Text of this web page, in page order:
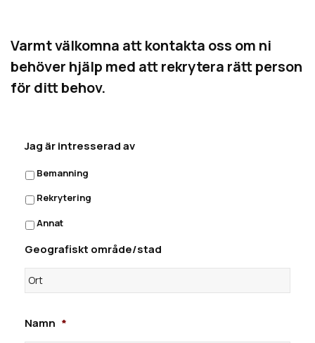
Varmt välkomna att kontakta oss om ni
behöver hjälp med att rekrytera rätt person
för ditt behov.
Jag är intresserad av
Bemanning
Rekrytering
Annat
Geografiskt område/stad
Namn *